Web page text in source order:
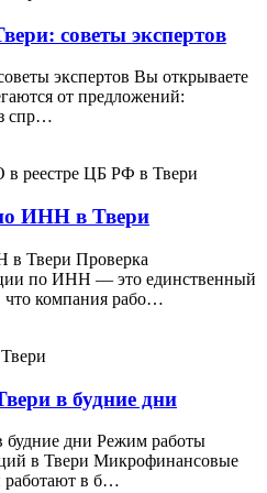
советы экспертов
экспертов Вы открываете
от предложений:
спр…
реестре ЦБ РФ в Твери
ИНН в Твери
Твери Проверка
по ИНН — это единственный
что компания рабо…
в будние дни
дни Режим работы
в Твери Микрофинансовые
в б…